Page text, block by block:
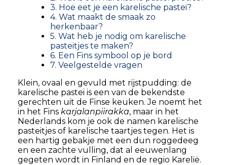
3. Hoe eet je een karelische pastei?
4. Wat maakt de smaak zo
herkenbaar?
5. Wat heb je nodig om karelische
pasteitjes te maken?
6. Een Fins symbool op je bord
7. Veelgestelde vragen
Klein, ovaal en gevuld met rijstpudding: de
karelische pastei is een van de bekendste
gerechten uit de Finse keuken. Je noemt het
in het Fins karjalanpiirakka, maar in het
Nederlands kom je ook de namen karelische
pasteitjes of karelische taartjes tegen. Het is
een hartig gebakje met een dun roggedeeg
en een zachte vulling, dat al eeuwenlang
gegeten wordt in Finland en de regio Karelië.